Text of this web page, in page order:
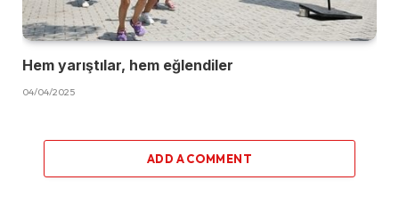
Hem yarıştılar, hem eğlendiler
04/04/2025
ADD A COMMENT